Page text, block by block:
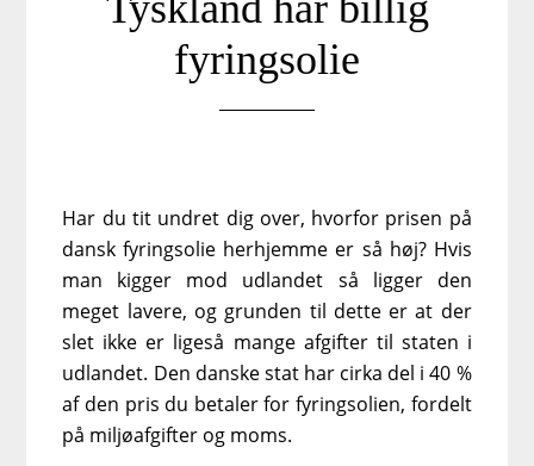
fyringsolie
Har du tit undret dig over, hvorfor prisen på
dansk fyringsolie herhjemme er så høj? Hvis
man kigger mod udlandet så ligger den
meget lavere, og grunden til dette er at der
slet ikke er ligeså mange afgifter til staten i
udlandet. Den danske stat har cirka del i 40 %
af den pris du betaler for fyringsolien, fordelt
på miljøafgifter og moms.